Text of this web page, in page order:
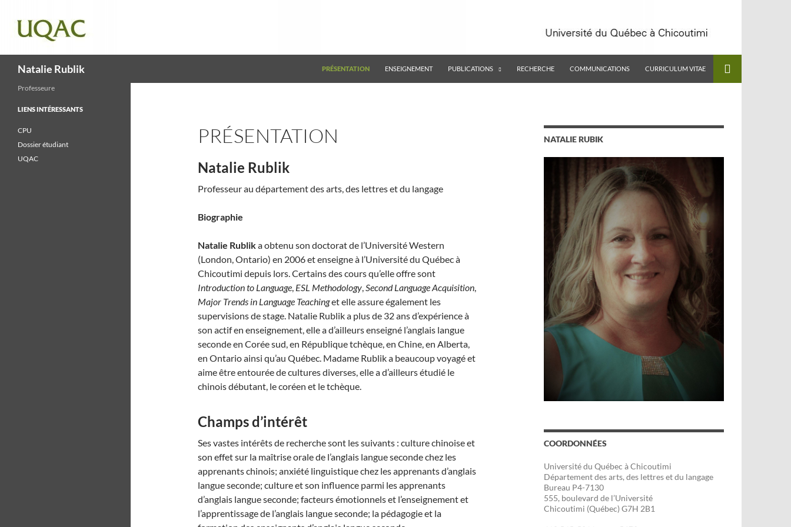
Natalie Rublik
PRÉSENTATION
ENSEIGNEMENT PUBLICATIONS RECHERCHE COMMUNICATIONS CURRICULUM VITAE
PRÉSENTATION
Natalie Rublik
Professeur au département des arts, des lettres et du langage
Biographie
Natalie Rublika obtenu son doctorat de l’Université Western
(London, Ontario) en 2006 et enseigne à l’Université du Québec à
Chicoutimi depuis lors. Certains des cours qu’elle offre sont
Introduction to Language, ESL Methodology,Second Language Acquisition,
Major Trends in Language Teachinget elle assure également les
supervisions de stage. Natalie Rublik a plus de 32 ans d’expérience à
son actif en enseignement, elle a d’ailleurs enseigné l’anglais langue
seconde en Corée sud, en République tchèque, en Chine, en Alberta,
en Ontario ainsi qu’au Québec. Madame Rublik a beaucoup voyagé et
aime être entourée de cultures diverses, elle a d’ailleurs étudié le
chinois débutant, le coréen et le tchèque.
Champs d’intérêt
Ses vastes intérêts de recherche sont les suivants : culture chinoise et
son effet sur la maîtrise orale de l’anglais langue seconde chez les
apprenants chinois; anxiété linguistique chez les apprenants d’anglais
langue seconde; culture et son influence parmi les apprenants
d’anglais langue seconde; facteurs émotionnels et l’enseignement et
l’apprentissage de l’anglais langue seconde; la pédagogie et la
NATALIE RUBIK
COORDONNÉES
Université du Québec à Chicoutimi
Département des arts, des lettres et du langage
Bureau P4-7130
555, boulevard de l’Université
Chicoutimi (Québec) G7H 2B1
Professeure
LIENS INTÉRESSANTS
CPU
Dossier étudiant
UQAC